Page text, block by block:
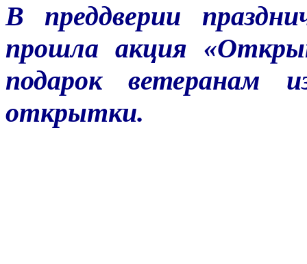
В преддверии
прошла акция
подарок ветеранам
открытки.